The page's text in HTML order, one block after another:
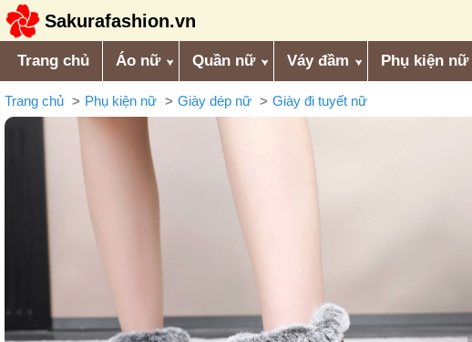
Sakurafashion.vn
Trang chủ Áo nữ Quần nữ Váy đầm Phụ kiện nữ
Trang chủ Phụ kiện nữ Giày dép nữ Giày đi tuyết nữ